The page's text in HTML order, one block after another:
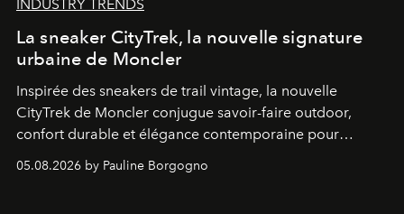
INDUSTRY TRENDS
La sneaker CityTrek, la nouvelle signature
urbaine de Moncler
Inspirée des sneakers de trail vintage, la nouvelle
CityTrek de Moncler conjugue savoir-faire outdoor,
confort durable et élégance contemporaine pour
05.08.2026 by Pauline Borgogno